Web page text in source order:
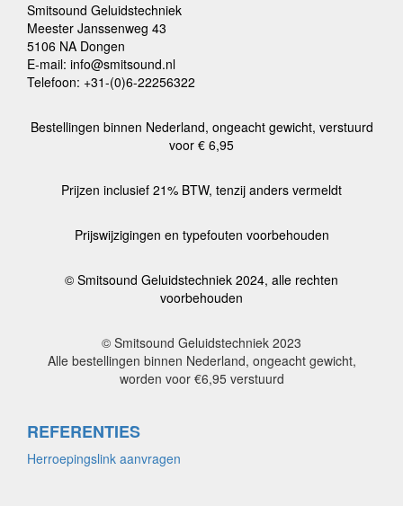
Smitsound Geluidstechniek
Meester Janssenweg 43
5106 NA Dongen
E-mail: info@smitsound.nl
Telefoon: +31-(0)6-22256322
Bestellingen binnen Nederland, ongeacht gewicht, verstuurd
voor € 6,95
Prijzen inclusief 21% BTW, tenzij anders vermeldt
Prijswijzigingen en typefouten voorbehouden
© Smitsound Geluidstechniek 2024, alle rechten
voorbehouden
© Smitsound Geluidstechniek 2023
Alle bestellingen binnen Nederland, ongeacht gewicht,
worden voor €6,95 verstuurd
REFERENTIES
Herroepingslink aanvragen